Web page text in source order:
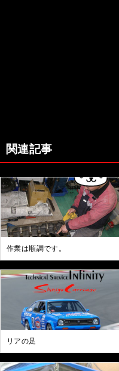
関連記事
作業は順調です。
リアの足